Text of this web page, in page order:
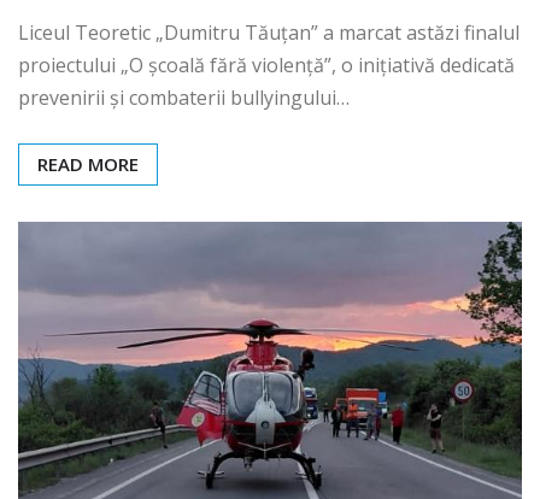
Liceul Teoretic „Dumitru Tăuțan” a marcat astăzi finalul
proiectului „O școală fără violență”, o inițiativă dedicată
prevenirii și combaterii bullyingului…
READ MORE